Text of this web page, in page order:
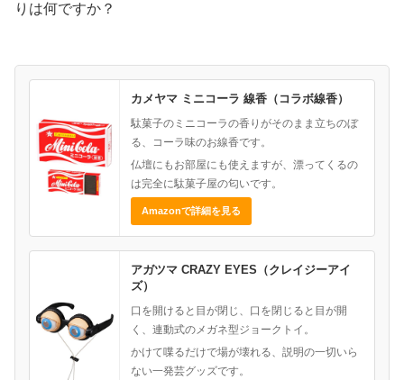
りは何ですか？
カメヤマ ミニコーラ 線香（コラボ線香）
駄菓子のミニコーラの香りがそのまま立ちのぼ
る、コーラ味のお線香です。
仏壇にもお部屋にも使えますが、漂ってくるの
は完全に駄菓子屋の匂いです。
Amazonで詳細を見る
アガツマ CRAZY EYES（クレイジーアイ
ズ）
口を開けると目が閉じ、口を閉じると目が開
く、連動式のメガネ型ジョークトイ。
かけて喋るだけで場が壊れる、説明の一切いら
ない一発芸グッズです。